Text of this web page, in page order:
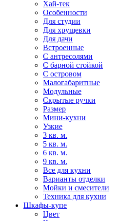
Хай-тек
Особенности
Для студии
Для хрущевки
Для дачи
Встроенные
С антресолями
С барной стойкой
С островом
Малогабаритные
Модульные
Скрытые ручки
Размер
Мини-кухни
Узкие
3 кв. м.
5 кв. м.
6 кв. м.
9 кв. м.
Все для кухни
Варианты отделки
Мойки и смесители
Техника для кухни
Шкафы-купе
Цвет